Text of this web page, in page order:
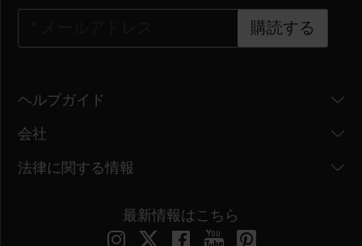
購読する
ヘルプガイド
会社
法律に関する情報
最新情報はこちら